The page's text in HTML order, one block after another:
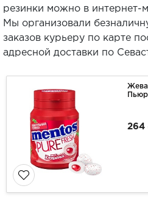
резинки можно в интернет-
Мы организовали
заказов курьеру по карте
адресной доставки по
264